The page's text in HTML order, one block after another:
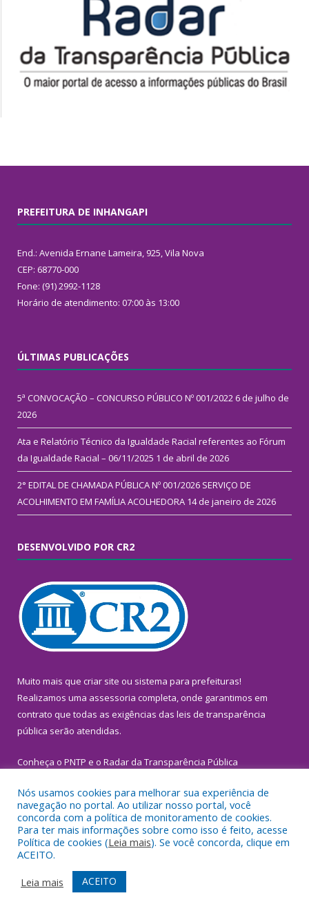
PREFEITURA DE INHANGAPI
End.: Avenida Ernane Lameira, 925, Vila Nova
CEP: 68770-000
Fone: (91) 2992-1128
Horário de atendimento: 07:00 às 13:00
ÚLTIMAS PUBLICAÇÕES
5ª CONVOCAÇÃO – CONCURSO PÚBLICO Nº 001/2022 6 de julho de
2026
Ata e Relatório Técnico da Igualdade Racial referentes ao Fórum
da Igualdade Racial – 06/11/2025 1 de abril de 2026
2° EDITAL DE CHAMADA PÚBLICA Nº 001/2026 SERVIÇO DE
ACOLHIMENTO EM FAMÍLIA ACOLHEDORA 14 de janeiro de 2026
DESENVOLVIDO POR CR2
Muito mais que criar site ou sistema para prefeituras!
Realizamos uma assessoria completa, onde garantimos em
contrato que todas as exigências das leis de transparência
pública serão atendidas.
Conheça o PNTP e o Radar da Transparência Pública
Todos os direitos reservados a Prefeitura Municipal de
Inhangapi.
Mapa do Site
Acessar Área Administrativa
Acessar Webmail
Nós usamos cookies para melhorar sua experiência de
navegação no portal. Ao utilizar nosso portal, você
concorda com a política de monitoramento de cookies.
Para ter mais informações sobre como isso é feito, acesse
Política de cookies (Leia mais). Se você concorda, clique em
ACEITO.
Leia mais
ACEITO